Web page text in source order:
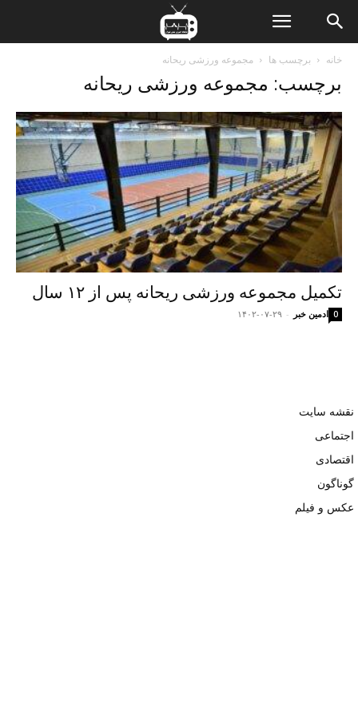
خانه برچسب ها مجموعه ورزشی ریحانه
برچسب: مجموعه ورزشی ریحانه
تکمیل مجموعه ورزشی ریحانه پس از ۱۲ سال
ادمین خبر - ۱۴۰۲-۰۷-۲۹ 0
نقشه سایت
اجتماعی
اقتصادی
گوناگون
عکس و فیلم